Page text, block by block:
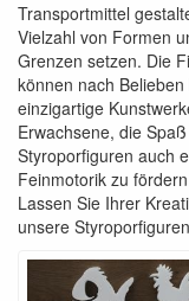
Transportmittel
Vielzahl von Formen
Grenzen setzen. Die
können nach
einzigartige
Erwachsene, die
Styroporfiguren auch
Feinmotorik zu
Lassen Sie Ihrer
unsere